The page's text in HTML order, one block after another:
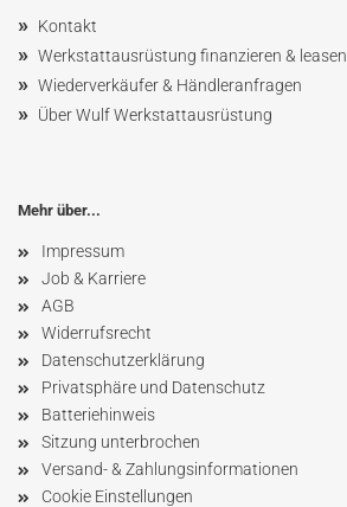
» Kontakt
» Werkstattausrüstung finanzieren & leasen
» Wiederverkäufer & Händleranfragen
» Über Wulf Werkstattausrüstung
Mehr über...
Impressum
Job & Karriere
AGB
Widerrufsrecht
Datenschutzerklärung
Privatsphäre und Datenschutz
Batteriehinweis
Sitzung unterbrochen
Versand- & Zahlungsinformationen
Cookie Einstellungen